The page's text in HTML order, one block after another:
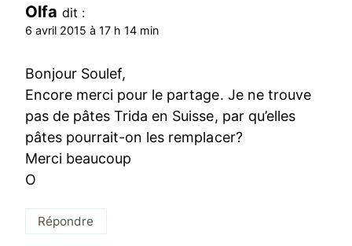
Olfa dit :
6 avril 2015 à 17 h 14 min
Bonjour Soulef,
Encore merci pour le partage. Je ne trouve
pas de pâtes Trida en Suisse, par qu’elles
pâtes pourrait-on les remplacer?
Merci beaucoup
O
Répondre